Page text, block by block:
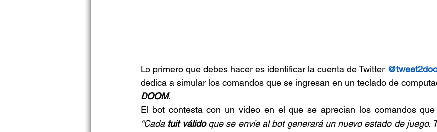
Lo primero que debes hacer es identificar la cuenta de Twitter
dedica a simular los comandos que se ingresan en un teclado de
DOOM.
“Cada tuit válido que se envíe al bot generará un nuevo estado de juego.